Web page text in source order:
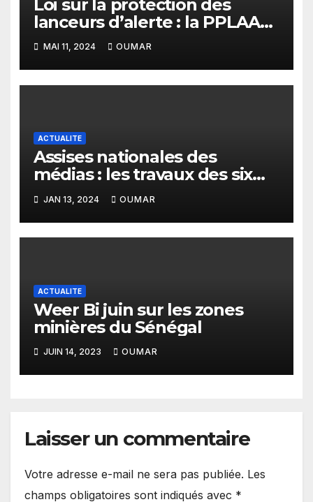
Loi sur la protection des
lanceurs d’alerte : la PPLAAF
donne des orientations
MAI 11, 2024 OUMAR
ACTUALITE
Assises nationales des
médias : les travaux des six
commissions restitués
JAN 13, 2024 OUMAR
ACTUALITE
Weer Bi juin sur les zones
minières du Sénégal
JUIN 14, 2023 OUMAR
Laisser un commentaire
Votre adresse e-mail ne sera pas publiée. Les
champs obligatoires sont indiqués avec *